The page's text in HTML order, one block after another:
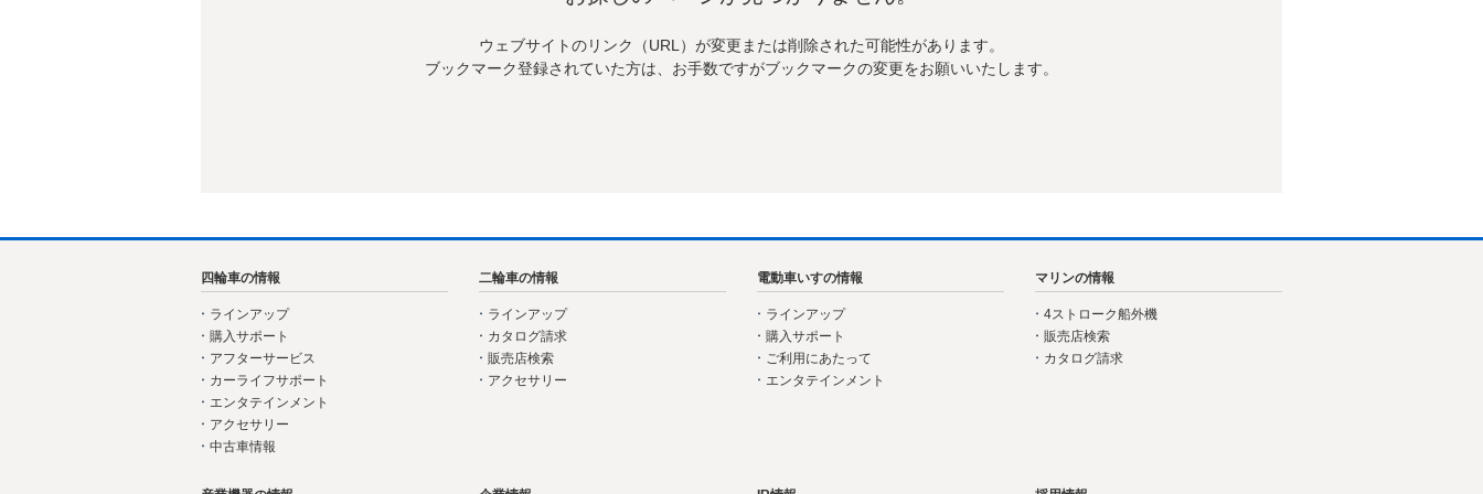
ウェブサイトのリンク（URL）が変更または削除された可能性があります。
ブックマーク登録されていた方は、お手数ですがブックマークの変更をお願いいたします。
四輪車の情報
ラインアップ
購入サポート
アフターサービス
カーライフサポート
エンタテインメント
アクセサリー
中古車情報
二輪車の情報
ラインアップ
カタログ請求
販売店検索
アクセサリー
電動車いすの情報
ラインアップ
購入サポート
ご利用にあたって
エンタテインメント
マリンの情報
4ストローク船外機
販売店検索
カタログ請求